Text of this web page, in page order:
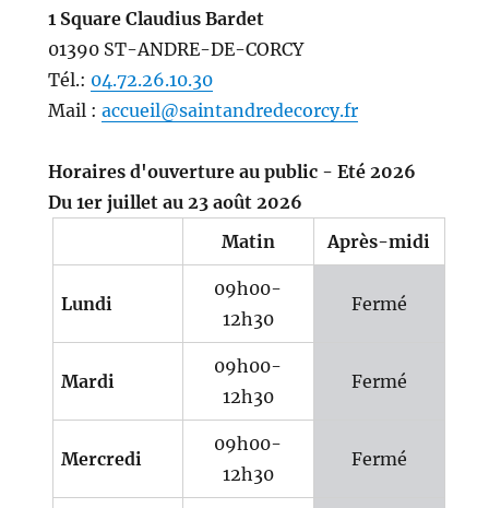
1 Square Claudius Bardet
01390 ST-ANDRE-DE-CORCY
Tél.: 04.72.26.10.30
Mail : accueil@saintandredecorcy.fr
Horaires d'ouverture au public - Eté 2026
Du 1er juillet au 23 août 2026
Matin
Après-midi
Lundi
09h00-
12h30
Fermé
Mardi
09h00-
12h30
Fermé
Mercredi
09h00-
12h30
Fermé